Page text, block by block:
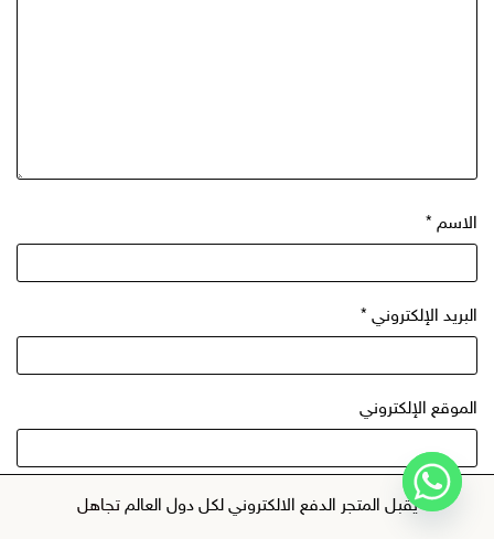
يقبل المتجر الدفع الالكتروني لكل دول العالمتجاهل
الاسم *
البريد الإلكتروني *
الموقع الإلكتروني
احفظ اسمي، بريدي الإلكتروني، والموقع الإلكتروني في هذا